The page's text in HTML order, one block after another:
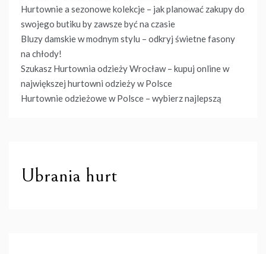
Hurtownie a sezonowe kolekcje – jak planować zakupy do
swojego butiku by zawsze być na czasie
Bluzy damskie w modnym stylu – odkryj świetne fasony
na chłody!
Szukasz Hurtownia odzieży Wrocław – kupuj online w
największej hurtowni odzieży w Polsce
Hurtownie odzieżowe w Polsce – wybierz najlepszą
Ubrania hurt